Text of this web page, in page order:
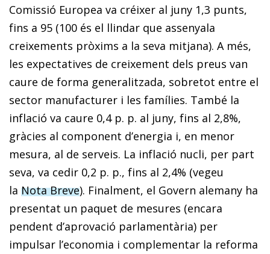
Comissió Europea va créixer al juny 1,3 punts,
fins a 95 (100 és el llindar que assenyala
creixements pròxims a la seva mitjana). A més,
les expectatives de creixement dels preus van
caure de forma generalitzada, sobretot entre el
sector manufacturer i les famílies. També la
inflació va caure 0,4 p. p. al juny, fins al 2,8%,
gràcies al component d’energia i, en menor
mesura, al de serveis. La inflació nucli, per part
seva, va cedir 0,2 p. p., fins al 2,4% (vegeu
la Nota Breve). Finalment, el Govern alemany ha
presentat un paquet de mesures (encara
pendent d’aprovació parlamentària) per
impulsar l’economia i complementar la reforma